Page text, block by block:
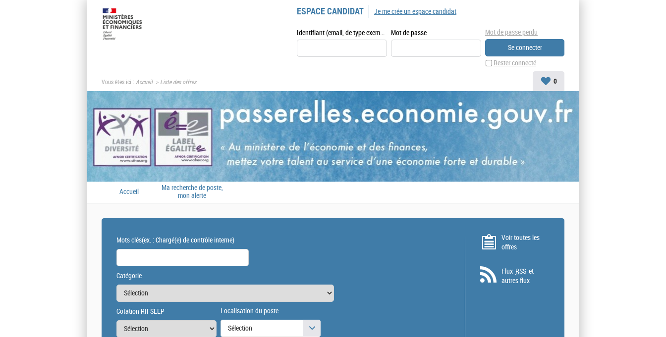
ESPACE CANDIDAT
Identifiant (email, de type exemple@exemple.fr) Mot de passe
Rester connecté
Mot de passe perdu
Je me crée un espace candidat
Vous êtes ici : Accueil Liste des offres 0
Accueil
Ma recherche de poste,
mon alerte
Mots clés(ex. : Chargé(e) de contrôle interne)
Catégorie
Cotation RIFSEEP Localisation du poste
Sélection
Voir toutes les
offres
Flux RSS et
autres flux